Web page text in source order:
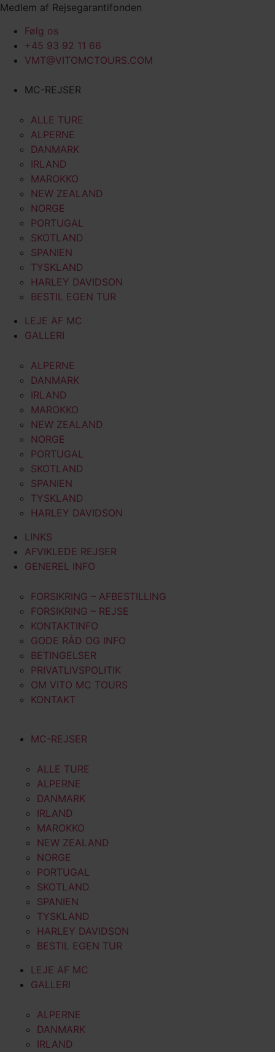
Videre
indhold
Medlem af Rejsegarantifonden
Følg os
+45 93 92 11 66
VMT@VITOMCTOURS.COM
MC-REJSER
ALLE TURE
ALPERNE
DANMARK
IRLAND
MAROKKO
NEW ZEALAND
NORGE
PORTUGAL
SKOTLAND
SPANIEN
TYSKLAND
HARLEY DAVIDSON
BESTIL EGEN TUR
LEJE AF MC
GALLERI
ALPERNE
DANMARK
IRLAND
MAROKKO
NEW ZEALAND
NORGE
PORTUGAL
SKOTLAND
SPANIEN
TYSKLAND
HARLEY DAVIDSON
LINKS
AFVIKLEDE REJSER
GENEREL INFO
FORSIKRING – AFBESTILLING
FORSIKRING – REJSE
KONTAKTINFO
GODE RÅD OG INFO
BETINGELSER
PRIVATLIVSPOLITIK
OM VITO MC TOURS
KONTAKT
MC-REJSER
ALLE TURE
ALPERNE
DANMARK
IRLAND
MAROKKO
NEW ZEALAND
NORGE
PORTUGAL
SKOTLAND
SPANIEN
TYSKLAND
HARLEY DAVIDSON
BESTIL EGEN TUR
LEJE AF MC
GALLERI
ALPERNE
DANMARK
IRLAND